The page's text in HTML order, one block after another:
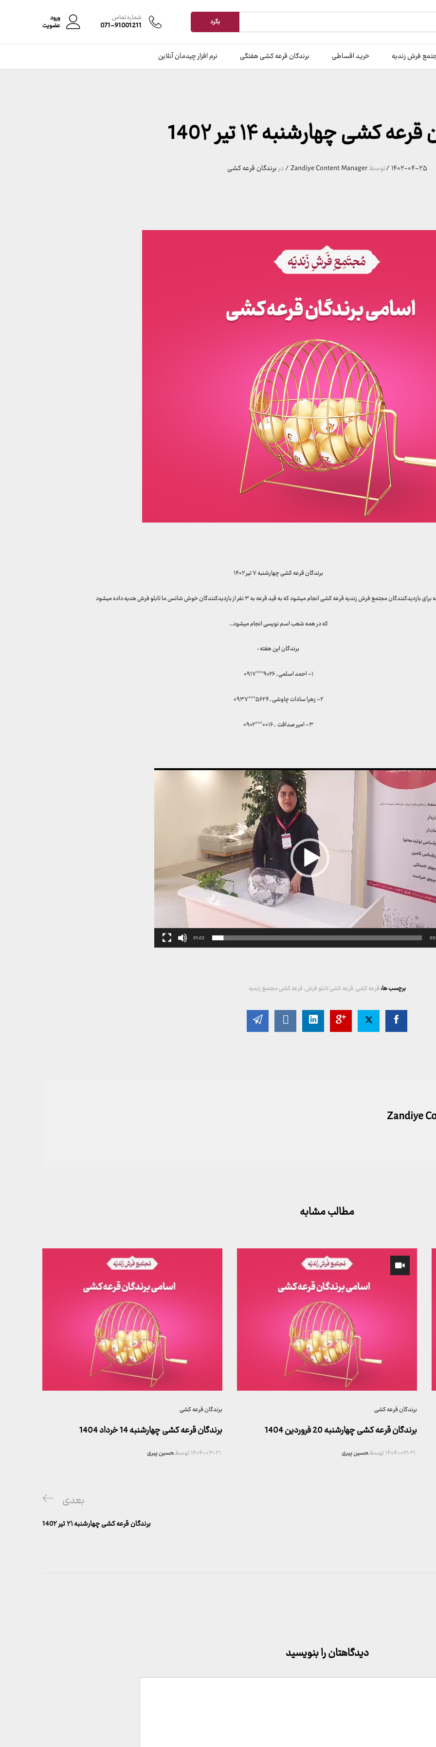
بگرد شماره تماس
071-91001211
ورود
عضویت
فرش زندیه خرید اقساطی برندگان قرعه کشی هفتگی نرم افزار چیدمان آنلاین
کشی چهارشنبه ۱۴ تیر 140۲
۱۴۰۲-۰۴-۲۵/توسطZandiye Content Manager
/دربرندگان قرعه کشی
برندگان قرعه کشی چهارشنبه ۷ تیر ۱۴۰۲
مجتمع فرش زندیه قرعه کشی انجام میشود که به قید قرعه به ۳ نفر از بازدیدکنندگان خوش شانس ما تابلو فرش هدیه داده میشود
که در همه شعب اسم نویسی انجام میشود…
برندگان این هفته :
۱- احمد اسلمی ـ ۹۰۲۶***۰۹۱۷
۲- زهرا سادات چاوشی ـ ۵۶۲۴***۰۹۳۷
۳- امیر صداقت ـ ۰۰۱۶***۰۹۰۲
01:02
برچسب ها:قرعه کشی,قرعه کشی تابلو فرش,قرعه کشی مجتمع زندیه
Zandiye
مطالب مشابه
برندگان قرعه کشی
برندگان قرعه کشی چهارشنبه 20 فروردین 1404
۱۴۰۴-۰۳-۲۱توسطحسین پیری
برندگان قرعه کشی
برندگان قرعه کشی چهارشنبه 14 خرداد 1404
۱۴۰۴-۰۳-۲۱توسطحسین پیری
پست
بعدی
بعدی
برندگان قرعه کشی چهارشنبه ۲۱ تیر 140۲
دیدگاهتان را بنویسید